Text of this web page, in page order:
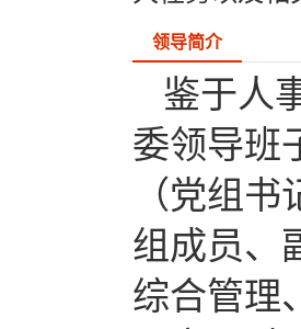
领导简介
鉴于人
委领导班
（党组
组成员、
综合管理